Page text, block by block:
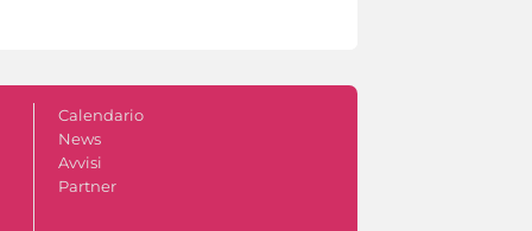
Calendario
News
Avvisi
Partner